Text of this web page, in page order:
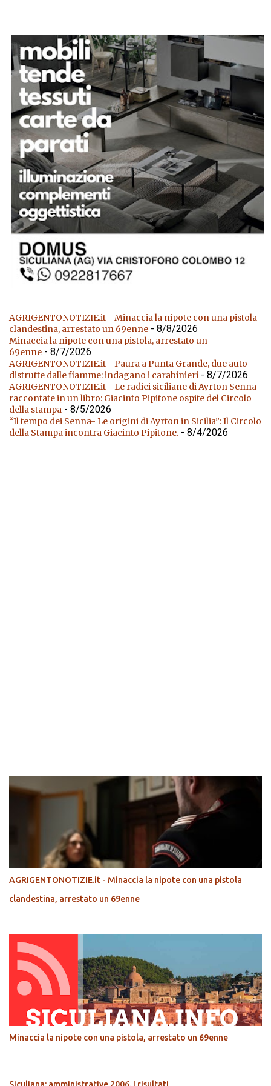
AGRIGENTONOTIZIE.it - Minaccia la nipote con una pistola
clandestina, arrestato un 69enne - 8/8/2026
Minaccia la nipote con una pistola, arrestato un
69enne - 8/7/2026
AGRIGENTONOTIZIE.it - Paura a Punta Grande, due auto
distrutte dalle fiamme: indagano i carabinieri - 8/7/2026
AGRIGENTONOTIZIE.it - Le radici siciliane di Ayrton Senna
raccontate in un libro: Giacinto Pipitone ospite del Circolo
della stampa - 8/5/2026
“Il tempo dei Senna- Le origini di Ayrton in Sicilia”: Il Circolo
della Stampa incontra Giacinto Pipitone. - 8/4/2026
AGRIGENTONOTIZIE.it - Minaccia la nipote con una pistola
clandestina, arrestato un 69enne
Minaccia la nipote con una pistola, arrestato un 69enne